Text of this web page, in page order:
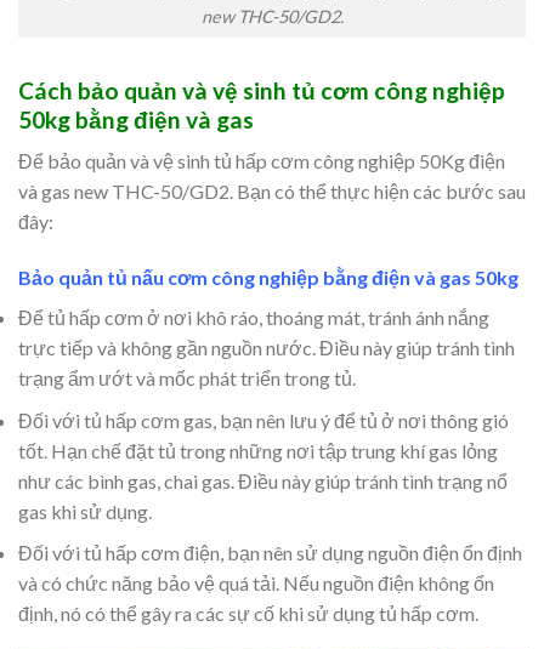
new THC-50/GD2.
Cách bảo quản và vệ sinh tủ cơm công nghiệp
50kg bằng điện và gas
Để bảo quản và vệ sinh tủ hấp cơm công nghiệp 50Kg điện
và gas new THC-50/GD2. Bạn có thể thực hiện các bước sau
đây:
Bảo quản tủ nấu cơm công nghiệp bằng điện và gas 50kg
Để tủ hấp cơm ở nơi khô ráo, thoáng mát, tránh ánh nắng
trực tiếp và không gần nguồn nước. Điều này giúp tránh tình
trạng ẩm ướt và mốc phát triển trong tủ.
Đối với tủ hấp cơm gas, bạn nên lưu ý để tủ ở nơi thông gió
tốt. Hạn chế đặt tủ trong những nơi tập trung khí gas lỏng
như các bình gas, chai gas. Điều này giúp tránh tình trạng nổ
gas khi sử dụng.
Đối với tủ hấp cơm điện, bạn nên sử dụng nguồn điện ổn định
và có chức năng bảo vệ quá tải. Nếu nguồn điện không ổn
định, nó có thể gây ra các sự cố khi sử dụng tủ hấp cơm.